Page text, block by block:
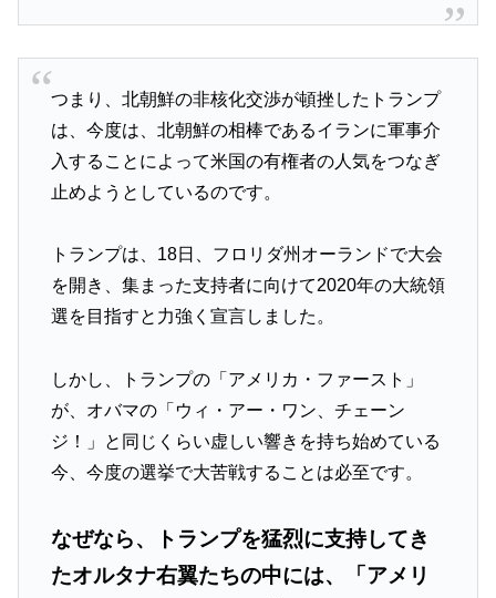
つまり、北朝鮮の非核化交渉が頓挫したトランプ
は、今度は、北朝鮮の相棒であるイランに軍事介
入することによって米国の有権者の人気をつなぎ
止めようとしているのです。
トランプは、18日、フロリダ州オーランドで大会
を開き、集まった支持者に向けて2020年の大統領
選を目指すと力強く宣言しました。
しかし、トランプの「アメリカ・ファースト」
が、オバマの「ウィ・アー・ワン、チェーン
ジ！」と同じくらい虚しい響きを持ち始めている
今、今度の選挙で大苦戦することは必至です。
なぜなら、トランプを猛烈に支持してき
たオルタナ右翼たちの中には、「アメリ